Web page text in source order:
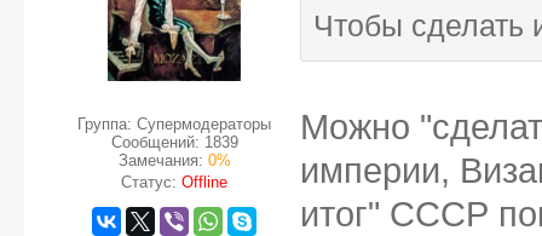
Группа: Супермодераторы
Сообщений: 1839
Замечания: 0%
Статус: Offline
Чтобы сделать
Можно
империи,
итог" СССР